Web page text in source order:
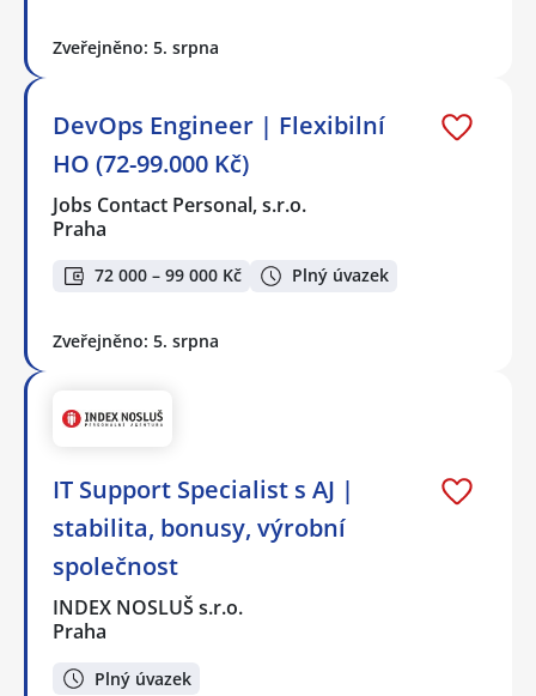
Zveřejněno: 5. srpna
DevOps Engineer | Flexibilní
HO (72-99.000 Kč)
Jobs Contact Personal, s.r.o.
Praha
72 000 – 99 000 Kč Plný úvazek
Zveřejněno: 5. srpna
IT Support Specialist s AJ |
stabilita, bonusy, výrobní
společnost
INDEX NOSLUŠ s.r.o.
Praha
Plný úvazek